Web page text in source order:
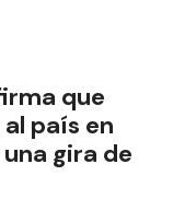
que
país en
gira de